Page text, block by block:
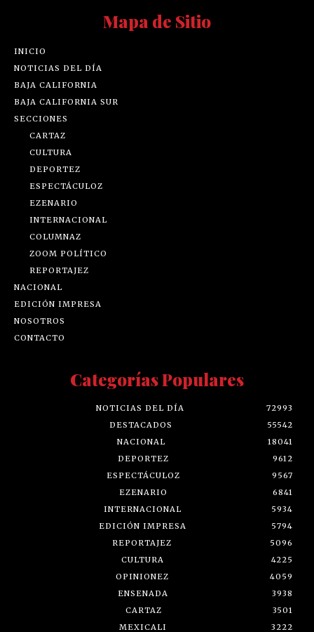
Mapa de Sitio
INICIO
NOTICIAS DEL DÍA
BAJA CALIFORNIA
BAJA CALIFORNIA SUR
SECCIONES
CARTAZ
CULTURA
DEPORTEZ
ESPECTÁCULOZ
EZENARIO
INTERNACIONAL
COLUMNAZ
ZOOM POLÍTICO
REPORTAJEZ
NACIONAL
EDICIÓN IMPRESA
NOSOTROS
CONTACTO
Categorías Populares
NOTICIAS DEL DÍA
72993
DESTACADOS
55542
NACIONAL
18041
DEPORTEZ
9612
ESPECTÁCULOZ
9567
EZENARIO
6841
INTERNACIONAL
5934
EDICIÓN IMPRESA
5794
REPORTAJEZ
5096
CULTURA
4225
OPINIONEZ
4059
ENSENADA
3938
CARTAZ
3501
MEXICALI
3222